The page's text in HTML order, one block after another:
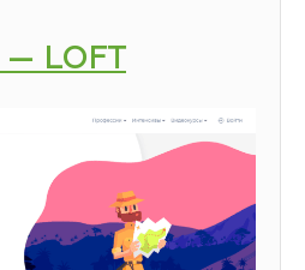
— LOFT